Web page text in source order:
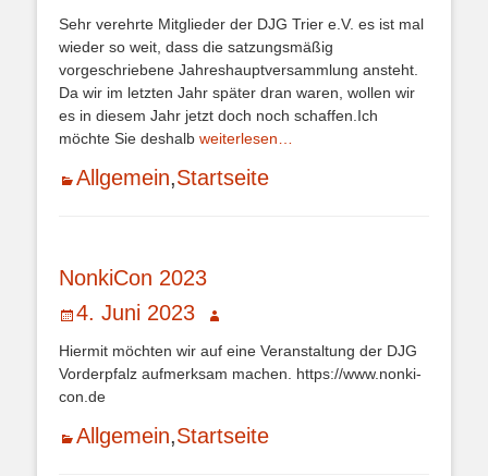
am
Sehr verehrte Mitglieder der DJG Trier e.V. es ist mal
wieder so weit, dass die satzungsmäßig
vorgeschriebene Jahreshauptversammlung ansteht.
Da wir im letzten Jahr später dran waren, wollen wir
es in diesem Jahr jetzt doch noch schaffen.Ich
möchte Sie deshalb weiterlesen…
Kategorien
Allgemein,Startseite
NonkiCon 2023
Veröffentlicht
am
4. Juni 2023 Autor
Hiermit möchten wir auf eine Veranstaltung der DJG
Vorderpfalz aufmerksam machen. https://www.nonki-
con.de
Kategorien
Allgemein,Startseite